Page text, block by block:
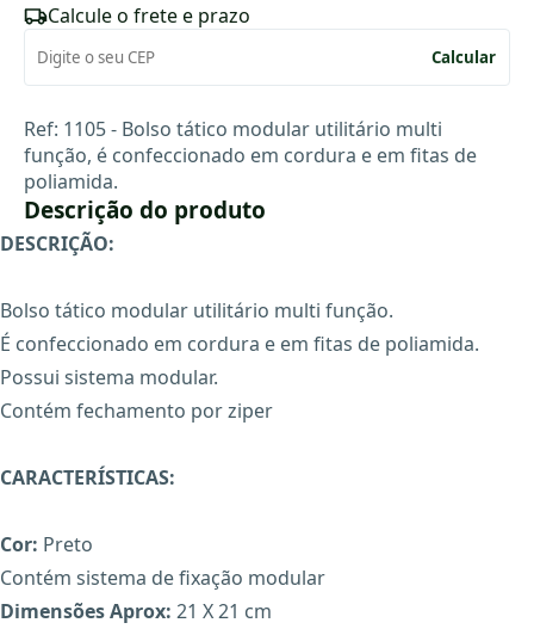
Calcule o frete e prazo
Calcular
Ref: 1105 - Bolso tático modular utilitário multi
função, é confeccionado em cordura e em fitas de
poliamida.
Descrição do produto
DESCRIÇÃO:
Bolso tático modular utilitário multi função.
É confeccionado em cordura e em fitas de poliamida.
Possui sistema modular.
Contém fechamento por ziper
CARACTERÍSTICAS:
Cor: Preto
Contém sistema de fixação modular
Dimensões Aprox: 21 X 21 cm